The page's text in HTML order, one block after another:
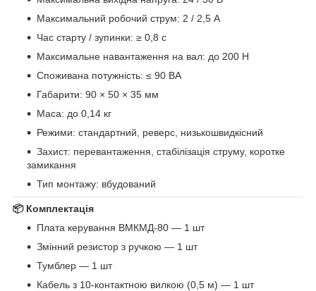
Максимальний робочий струм: 2 / 2,5 А
Час старту / зупинки: ≥ 0,8 с
Максимальне навантаження на вал: до 200 Н
Споживана потужність: ≤ 90 ВА
Габарити: 90 × 50 × 35 мм
Маса: до 0,14 кг
Режими: стандартний, реверс, низькошвидкісний
Захист: перевантаження, стабілізація струму, коротке
замикання
Тип монтажу: вбудований
📦 Комплектація
Плата керування ВМКМД-80 — 1 шт
Змінний резистор з ручкою — 1 шт
Тумблер — 1 шт
Кабель з 10-контактною вилкою (0,5 м) — 1 шт